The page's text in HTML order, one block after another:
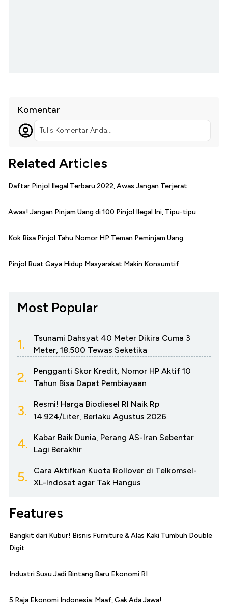
Komentar
Tulis Komentar Anda...
Related Articles
Daftar Pinjol Ilegal Terbaru 2022, Awas Jangan Terjerat
Awas! Jangan Pinjam Uang di 100 Pinjol Ilegal Ini, Tipu-tipu
Kok Bisa Pinjol Tahu Nomor HP Teman Peminjam Uang
Pinjol Buat Gaya Hidup Masyarakat Makin Konsumtif
Most Popular
1.
Tsunami Dahsyat 40 Meter Dikira Cuma 3
Meter, 18.500 Tewas Seketika
2.
Pengganti Skor Kredit, Nomor HP Aktif 10
Tahun Bisa Dapat Pembiayaan
3.
Resmi! Harga Biodiesel RI Naik Rp
14.924/Liter, Berlaku Agustus 2026
4.
Kabar Baik Dunia, Perang AS-Iran Sebentar
Lagi Berakhir
5.
Cara Aktifkan Kuota Rollover di Telkomsel-
XL-Indosat agar Tak Hangus
Features
Bangkit dari Kubur! Bisnis Furniture & Alas Kaki Tumbuh Double
Digit
Industri Susu Jadi Bintang Baru Ekonomi RI
5 Raja Ekonomi Indonesia: Maaf, Gak Ada Jawa!